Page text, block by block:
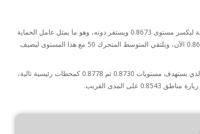
واجه سعر الدولار مقابل الفرنك السويسري ضغوطات سلبية خلال الجلسة السابقة ليكسر مستوى 0.8673 ويستقر دونه، وهو ما يمثل عامل الحماية
الأول للسيناريو الإيجابي المقترح مؤخراً، حيث يختبر الدعم الرئيسي الثاني عند 0.8645 الآن، ويلتقي المتوسط ​​المتحرك 50 مع هذا المستوى ليضيف
وبالتالي، فإن هذه العوامل تشجعنا على اقتراح الارتفاع خلال الجلسات القادمة، والذي يستهدف مستويات 0.8730 ثم 0.8778 كمحطات رئيسية تالية،